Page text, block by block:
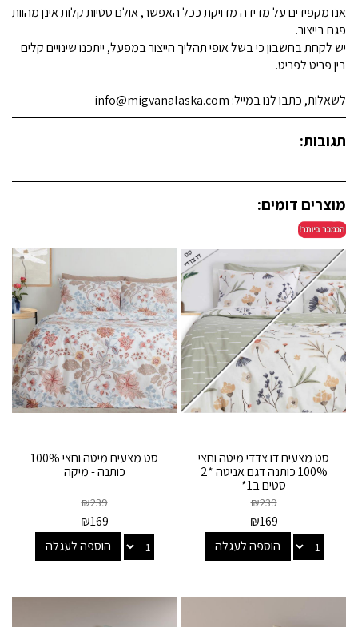
אנו מקפידים על מדידה מדויקת ככל האפשר, אולם סטיות קלות אינן מהוות
פגם בייצור.
יש לקחת בחשבון כי בשל אופי תהליך הייצור במפעל, ייתכנו שינויים קלים
בין פריט לפריט.
לשאלות, כתבו לנו במייל: info@migvanalaska.com
תגובות:
מוצרים דומים:
סט מצעים דו צדדי מיטה וחצי
100% כותנה דגם אניטה *2
סטים ב1*
₪239
₪169
הוספה לעגלה
סט מצעים מיטה וחצי 100%
כותנה - מיקה
₪239
₪169
הוספה לעגלה